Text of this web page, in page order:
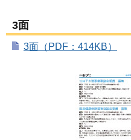
3面
3面（PDF：414KB）